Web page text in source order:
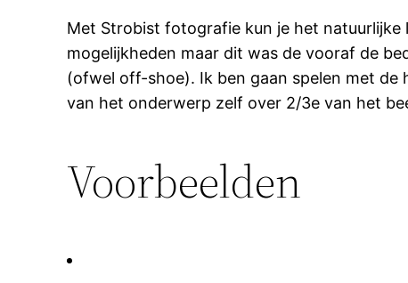
Met Strobist fotografie kun je het
mogelijkheden maar dit was de vooraf de
(ofwel off-shoe). Ik ben gaan spelen met de
van het onderwerp zelf over 2/3e van het
Voorbeelden